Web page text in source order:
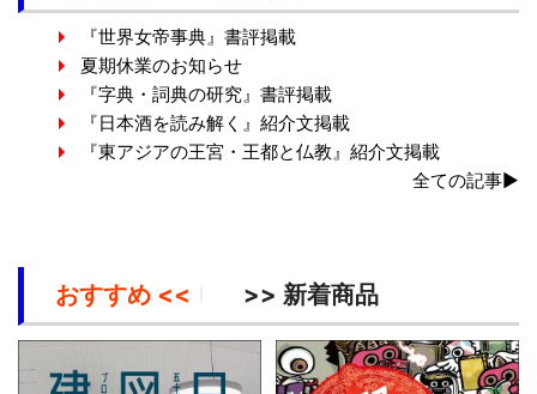
『世界女帝事典』書評掲載
夏期休業のお知らせ
『字典・詞典の研究』書評掲載
『日本酒を読み解く』紹介文掲載
『東アジアの王宮・王都と仏教』紹介文掲載
全ての記事▶
おすすめ << >> 新着商品